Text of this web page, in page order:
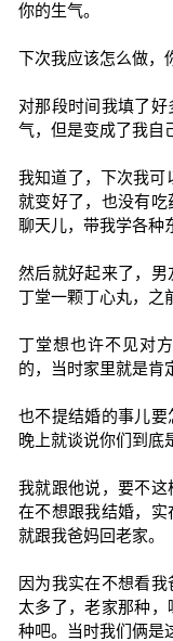
你的生气。
下次我应该怎么做，
对那段时间我填了
气，但是变成了我自
我知道了，下次我可
就变好了，也没有
聊天儿，带我学各种
然后就好起来了，
丁堂一颗丁心丸，之
丁堂想也许不见对
的，当时家里就是肯
也不提结婚的事儿
晚上就谈说你们到底
我就跟他说，要不
在不想跟我结婚，
就跟我爸妈回老家。
因为我实在不想看
太多了，老家那种
种吧。当时我们俩是